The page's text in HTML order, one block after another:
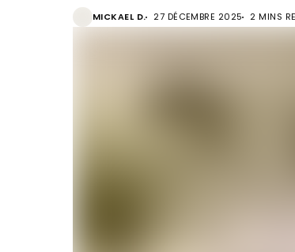
MICKAEL D. 27 DÉCEMBRE 2025 2 MINS